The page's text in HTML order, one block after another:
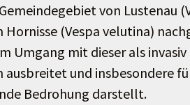
von Lustenau
(Vespa velutina)
Umgang mit dieser als
ausbreitet und insbesondere
Bedrohung darstellt.